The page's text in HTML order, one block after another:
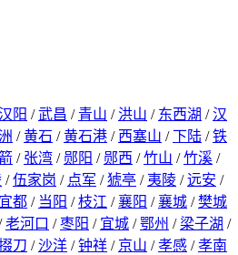
阳 /武昌 / 青山 / 洪山 / 东西湖 /汉
/黄石 /黄石港 / 西塞山 /下陆 /铁
/ 张湾 / 郧阳 / 郧西 /竹山 /竹溪 /
/伍家岗 / 点军 /猇亭 / 夷陵 /远安 /
宜都 / 当阳 /枝江 /襄阳 /襄城 /樊城
老河口 /枣阳 / 宜城 /鄂州 / 梁子湖 /
刀 /沙洋 /钟祥 / 京山 /孝感 /孝南